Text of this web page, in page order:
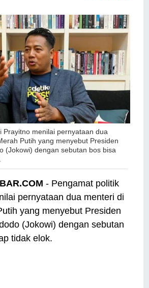
Prayitno menilai pernyataan dua
Putih yang menyebut Presiden
(Jokowi) dengan sebutan bos bisa
- Pengamat politik
pernyataan dua menteri di
yang menyebut Presiden
(Jokowi) dengan sebutan
tidak elok.